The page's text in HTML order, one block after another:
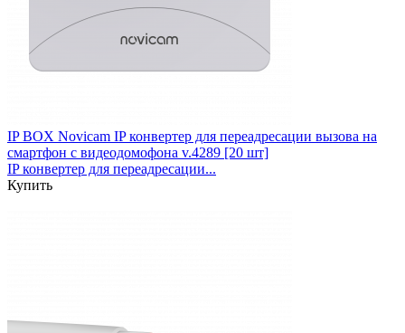
IP BOX Novicam IP конвертер для переадресации вызова на
смартфон c видеодомофона v.4289 [20 шт]
IP конвертер для переадресации...
Купить